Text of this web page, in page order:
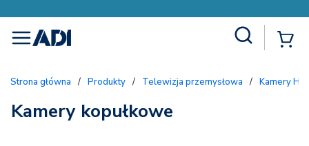
menu
Strona główna / Produkty / Telewizja przemysłowa / Kamery
Kamery kopułkowe